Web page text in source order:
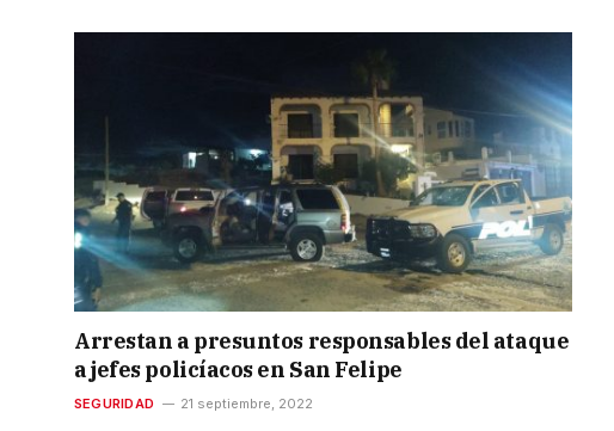
Arrestan a presuntos responsables del ataque
a jefes policíacos en San Felipe
SEGURIDAD 21 septiembre, 2022